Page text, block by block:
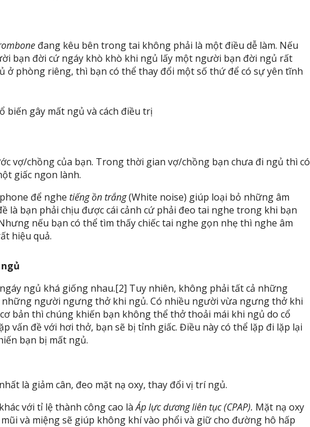
đang kêu bên trong tai không phải là một điều dễ làm. Nếu
bạn đời cứ ngáy khò khò khi ngủ lấy một người bạn đời ngủ rất
ở phòng riêng, thì bạn có thể thay đổi một số thứ để có sự yên tĩnh
vợ/chồng của bạn. Trong thời gian vợ/chồng bạn chưa đi ngủ thì có
giấc ngon lành.
để nghe tiếng ồn trắng(White noise) giúp loại bỏ những âm
là bạn phải chịu được cái cảnh cứ phải đeo tai nghe trong khi bạn
nếu bạn có thể tìm thấy chiếc tai nghe gọn nhẹ thì nghe âm
hiệu quả.
ngủ khá giống nhau.[2] Tuy nhiên, không phải tất cả những
người ngưng thở khi ngủ. Có nhiều người vừa ngưng thở khi
bản thì chúng khiến bạn không thể thở thoải mái khi ngủ do cổ
vấn đề với hơi thở, bạn sẽ bị tỉnh giấc. Điều này có thể lặp đi lặp lại
bạn bị mất ngủ.
là giảm cân, đeo mặt nạ oxy, thay đổi vị trí ngủ.
với tỉ lệ thành công cao làÁp lực dương liên tục (CPAP). Mặt nạ oxy
và miệng sẽ giúp không khí vào phổi và giữ cho đường hô hấp